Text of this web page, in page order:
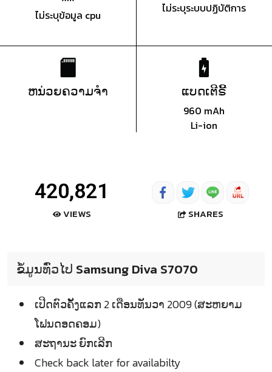
ไม่ระบุข้อมูล cpu ไม่ระบุระบบปฏิบัติการ
ຫນ່ວຍຄວາມຈຳ ແບດເຕີຣີ້
960 mAh
Li-ion
420,821
VIEWS SHARES
ຂໍ້ມູນທົ່ວໄປ Samsung Diva S7070
ເປີດຕົວຄັ້ງແລກ 2 ເດືອນທັນວາ 2009 (ສະຫຍາມ
ໂຟນດອດຄອມ)
ສະຖານະ ຍົກເລີກ
Check back later for availabilty